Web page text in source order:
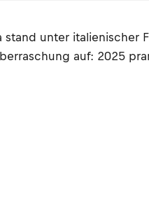
unter
auf: 2025